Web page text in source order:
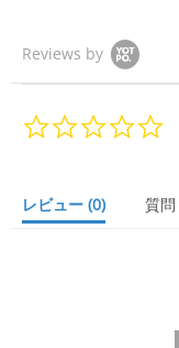
Reviews by
a
r
レビュー (0) 質問